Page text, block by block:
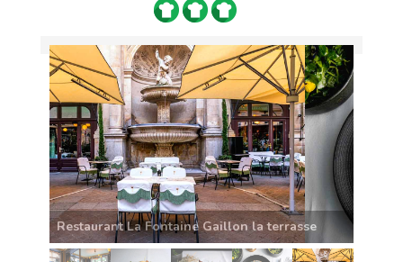
Restaurant La Fontaine Gaillon Carpaccio de
langoustines